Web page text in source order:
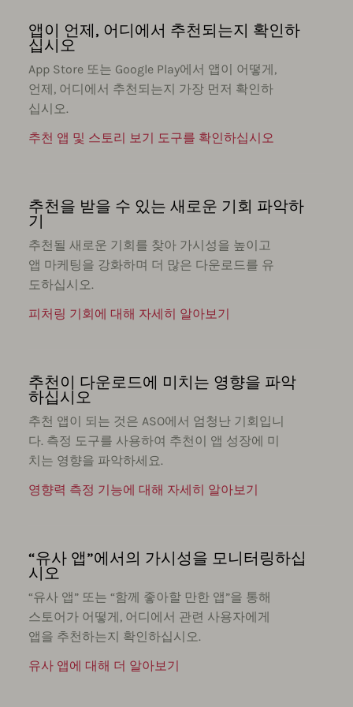
앱이 언제, 어디에서 추천되는지 확인하
십시오
App Store 또는 Google Play에서 앱이 어떻게,
언제, 어디에서 추천되는지 가장 먼저 확인하
십시오.
추천 앱 및 스토리 보기 도구를 확인하십시오
추천을 받을 수 있는 새로운 기회 파악하
기
추천될 새로운 기회를 찾아 가시성을 높이고
앱 마케팅을 강화하며 더 많은 다운로드를 유
도하십시오.
피처링 기회에 대해 자세히 알아보기
추천이 다운로드에 미치는 영향을 파악
하십시오
추천 앱이 되는 것은 ASO에서 엄청난 기회입니
다. 측정 도구를 사용하여 추천이 앱 성장에 미
치는 영향을 파악하세요.
영향력 측정 기능에 대해 자세히 알아보기
“유사 앱”에서의 가시성을 모니터링하십
시오
“유사 앱” 또는 “함께 좋아할 만한 앱”을 통해
스토어가 어떻게, 어디에서 관련 사용자에게
앱을 추천하는지 확인하십시오.
유사 앱에 대해 더 알아보기